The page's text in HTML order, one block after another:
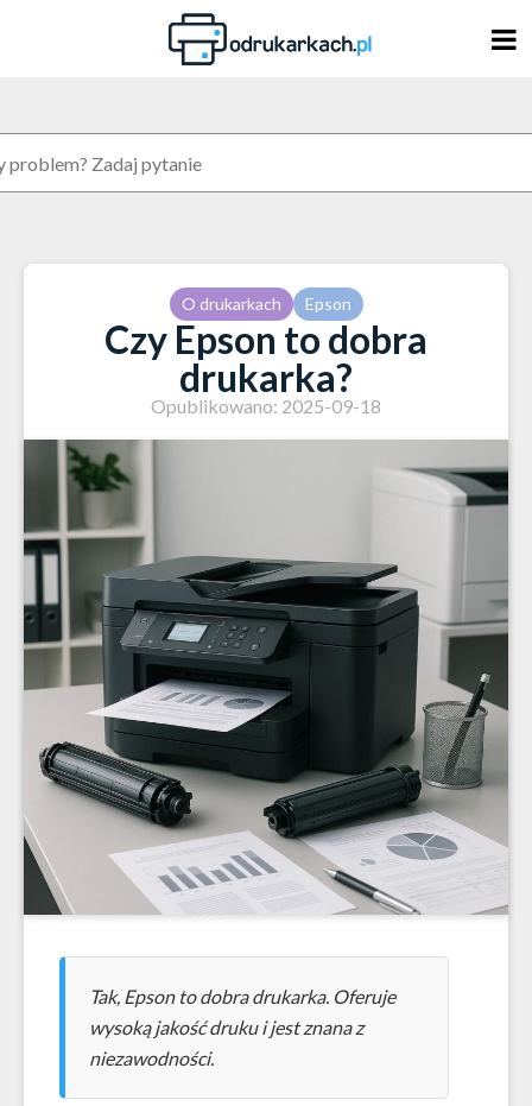
O drukarkach Epson
Czy Epson to dobra
drukarka?
Opublikowano: 2025-09-18
Tak, Epson to dobra drukarka. Oferuje
wysoką jakość druku i jest znana z
niezawodności.